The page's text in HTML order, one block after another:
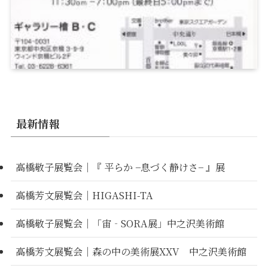
最新情報
高橋敬子展覧会｜『 平らか −息づく静けさ− 』展
高橋芳文展覧会｜HIGASHI-TA
高橋敬子展覧会｜「宙‐SORA展」中之沢美術館
高橋芳文展覧会｜森の中の美術展XXV 中之沢美術館